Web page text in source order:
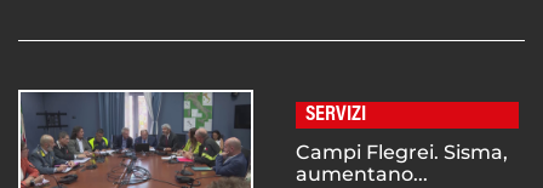
SERVIZI
Campi Flegrei. Sisma,
aumentano...